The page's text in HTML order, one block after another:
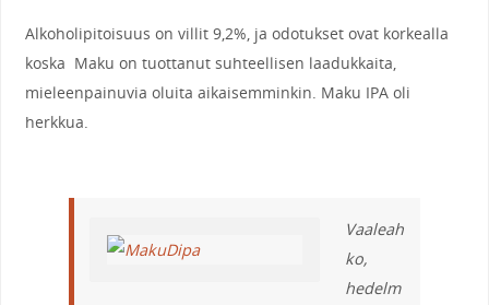
Alkoholipitoisuus on villit 9,2%, ja odotukset ovat korkealla
koska Maku on tuottanut suhteellisen laadukkaita,
mieleenpainuvia oluita aikaisemminkin. Maku IPA oli
herkkua.
Vaaleah
ko,
hedelm